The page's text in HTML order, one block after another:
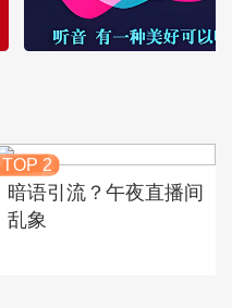
TOP 2
暗语引流？午夜直播间
乱象